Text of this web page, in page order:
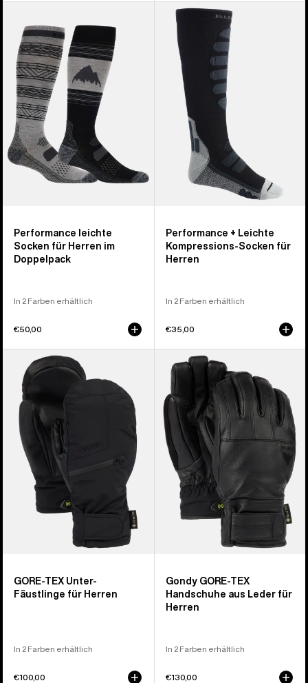
Performance
Lightweight
Socken
für
Herren
(2er-
Pack)
Performance leichte
Socken für Herren im
Doppelpack
In 2 Farben erhältlich
€50,00
Burton
Performance
Leichte
Kompressions-
Socken
Herren
Performance + Leichte
Kompressions-Socken für
Herren
In 2 Farben erhältlich
€35,00
Burton
GORE-
TEX
Unter-
Fäustling
Herren
GORE-TEX Unter-
Fäustlinge für Herren
In 2 Farben erhältlich
€100,00
Gondy
GORE-
TEX
Handschuhe
aus
Leder
Herren
Gondy GORE-TEX
Handschuhe aus Leder für
Herren
In 2 Farben erhältlich
€130,00